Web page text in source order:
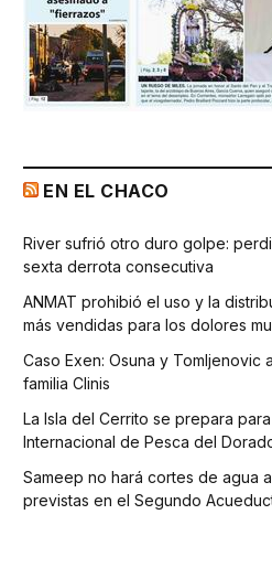
EN EL CHACO
River sufrió otro duro golpe:
sexta derrota consecutiva
ANMAT prohibió el uso y la
más vendidas para los dolores
Caso Exen: Osuna y Tomljenovic
familia Clinis
La Isla del Cerrito se prepara
Internacional de Pesca del
Sameep no hará cortes de agua
previstas en el Segundo